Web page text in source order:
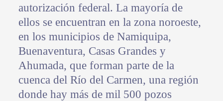
autorización federal. La mayoría de
ellos se encuentran en la zona noroeste,
en los municipios de Namiquipa,
Buenaventura, Casas Grandes y
Ahumada, que forman parte de la
cuenca del Río del Carmen, una región
donde hay más de mil 500 pozos